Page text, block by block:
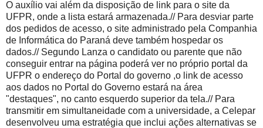
O auxílio vai além da disposição de link para o site da
UFPR, onde a lista estará armazenada.// Para desviar parte
dos pedidos de acesso, o site administrado pela Companhia
de Informática do Paraná deve também hospedar os
dados.// Segundo Lanza o candidato ou parente que não
conseguir entrar na página poderá ver no próprio portal da
UFPR o endereço do Portal do governo ,o link de acesso
aos dados no Portal do Governo estará na área
"destaques", no canto esquerdo superior da tela.// Para
transmitir em simultaneidade com a universidade, a Celepar
desenvolveu uma estratégia que inclui ações alternativas se